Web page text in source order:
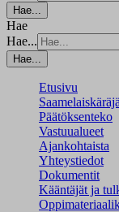
Hae...
Hae
Hae...
Hae...
Etusivu
Päätöksenteko
Vastuualueet
Ajankohtaista
Yhteystiedot
Dokumentit
Kääntäjät ja